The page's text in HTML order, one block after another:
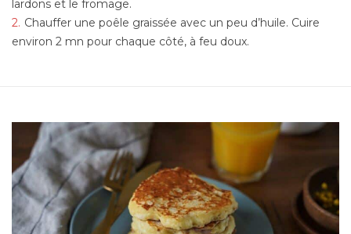
lardons et le fromage.
Chauffer une poêle graissée avec un peu d’huile. Cuire
environ 2 mn pour chaque côté, à feu doux.